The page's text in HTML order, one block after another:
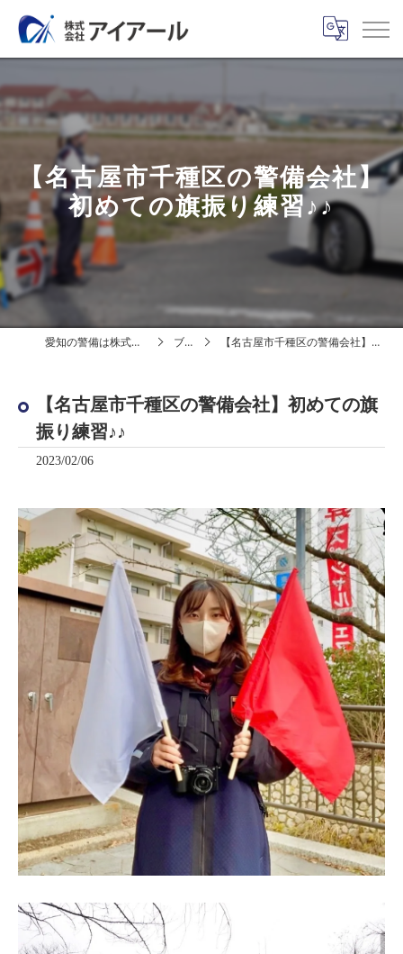
【名古屋市千種区の警備会社】
初めての旗振り練習♪♪
愛知の警備は株式会社アイアール ブログ 【名古屋市千種区の警備会社】初めての旗振り練習♪♪
【名古屋市千種区の警備会社】初めての旗
振り練習♪♪
2023/02/06